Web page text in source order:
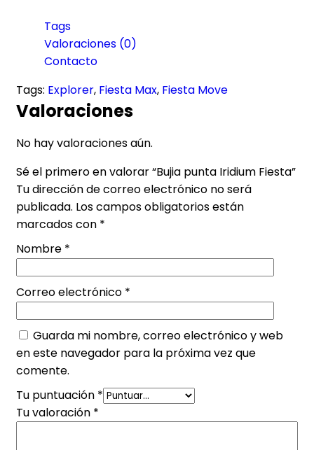
Tags
Valoraciones (0)
Contacto
Tags: Explorer, Fiesta Max, Fiesta Move
Valoraciones
No hay valoraciones aún.
Sé el primero en valorar “Bujia punta Iridium Fiesta”
Tu dirección de correo electrónico no será
publicada. Los campos obligatorios están
marcados con *
Nombre *
Correo electrónico *
Guarda mi nombre, correo electrónico y web
en este navegador para la próxima vez que
comente.
Tu puntuación *
Tu valoración *